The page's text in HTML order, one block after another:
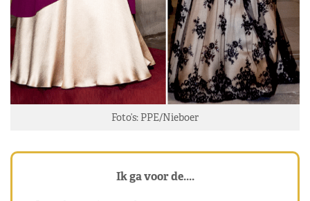
Foto’s: PPE/Nieboer
Ik ga voor de....